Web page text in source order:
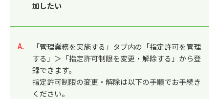
加したい
回答
「管理業務を実施する」タブ内の「指定許可を管理
する」＞「指定許可制限を変更・解除する」から登
録できます。
指定許可制限の変更・解除は以下の手順でお手続き
ください。